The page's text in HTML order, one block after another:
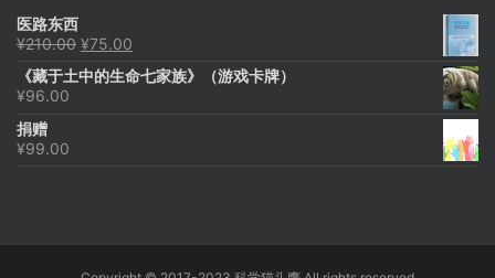
医路东西
¥210.00 原
为：
¥75.00
价
《藏于土中的生命七家族》（游戏卡牌）
¥96.00
捐赠
¥99.00